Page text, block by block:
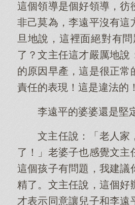
這個領導是個好領導，彷
非己莫為，李遠平沒有這
旦地說，這裡面絕對有
了？文主任這才嚴厲地說
的原因早產，這是很正常
責任的表現！這是違法的
李遠平的婆婆還是堅
文主任說：「老人家
了！」老婆子也感覺文
這個孩子有問題，我建議
精了。文主任說，這個好
才表示同意讓兒子和李遠